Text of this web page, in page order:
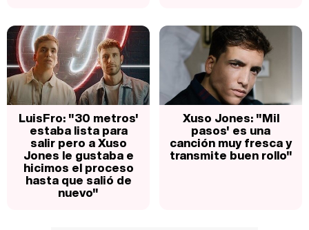
LuisFro: "30 metros'
estaba lista para
salir pero a Xuso
Jones le gustaba e
hicimos el proceso
hasta que salió de
nuevo"
Xuso Jones: "Mil
pasos' es una
canción muy fresca y
transmite buen rollo"